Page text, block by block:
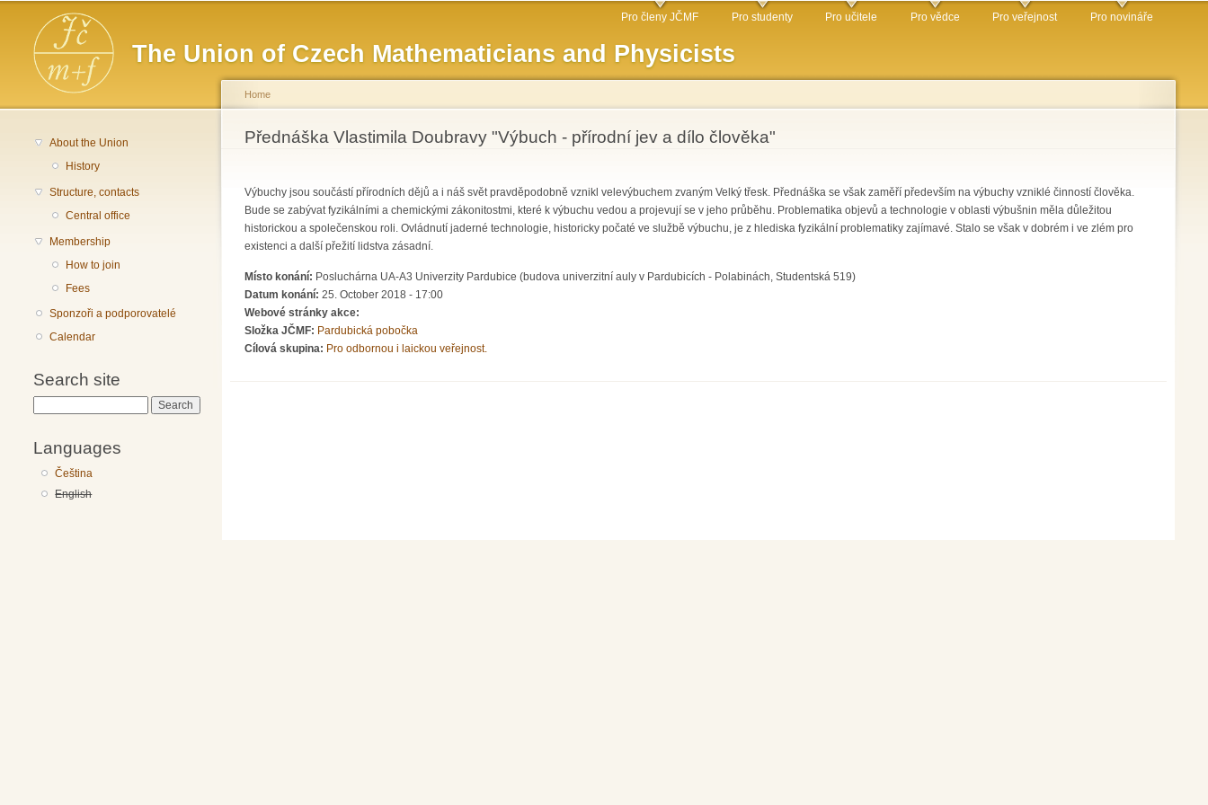
The Union of Czech Mathematicians and Physicists
Main menu Pro členy JČMF Pro studenty Pro učitele Pro vědce Pro veřejnost Pro novináře
About the Union
History
Structure, contacts
Central office
Membership
How to join
Fees
Sponzoři a podporovatelé
Calendar
Search site
Languages
Čeština
English
You are here
Home
Přednáška Vlastimila Doubravy "Výbuch - přírodní jev a dílo člověka"
Výbuchy jsou součástí přírodních dějů a i náš svět pravděpodobně vznikl velevýbuchem zvaným Velký třesk. Přednáška se však zaměří především na výbuchy vzniklé činností člověka.
Bude se zabývat fyzikálními a chemickými zákonitostmi, které k výbuchu vedou a projevují se v jeho průběhu. Problematika objevů a technologie v oblasti výbušnin měla důležitou
historickou a společenskou roli. Ovládnutí jaderné technologie, historicky počaté ve službě výbuchu, je z hlediska fyzikální problematiky zajímavé. Stalo se však v dobrém i ve zlém pro
existenci a další přežití lidstva zásadní.
Místo konání: Posluchárna UA-A3 Univerzity Pardubice (budova univerzitní auly v Pardubicích - Polabinách, Studentská 519)
Datum konání: 25. October 2018 - 17:00
Webové stránky akce:
Složka JČMF: Pardubická pobočka
Cílová skupina: Pro odbornou i laickou veřejnost.